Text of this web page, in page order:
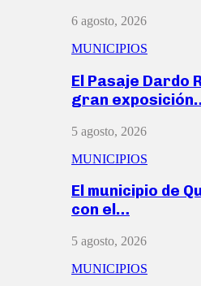
6 agosto, 2026
MUNICIPIOS
El Pasaje Dardo
gran
5 agosto, 2026
MUNICIPIOS
El municipio de
con el…
5 agosto, 2026
MUNICIPIOS